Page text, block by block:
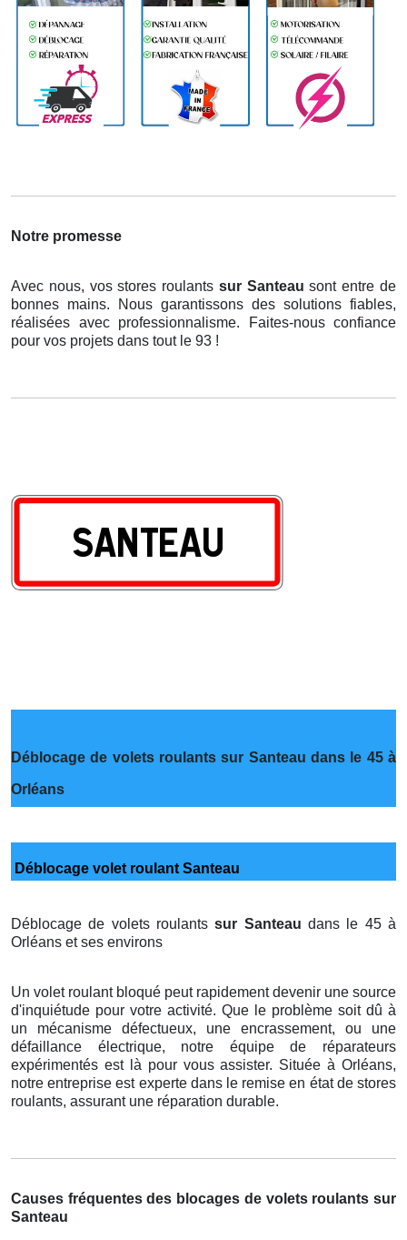
Notre promesse
Avec nous, vos stores roulants sur Santeausont entre de
bonnes mains. Nous garantissons des solutions fiables,
réalisées avec professionnalisme. Faites-nous confiance
pour vos projets dans tout le 93 !
Déblocage de volets roulants sur Santeau dans le 45 à
Orléans
Déblocage volet roulant Santeau
Déblocage de volets roulantssur Santeaudans le 45 à
Orléans et ses environs
Un volet roulant bloqué peut rapidement devenir une source
d'inquiétude pour votre activité. Que le problème soit dû à
un mécanisme défectueux, une encrassement, ou une
défaillance électrique, notre équipe de réparateurs
expérimentés est là pour vous assister. Située à Orléans,
notre entreprise est experte dans le remise en état de stores
roulants, assurant une réparation durable.
Causes fréquentes des blocages de volets roulants sur
Santeau